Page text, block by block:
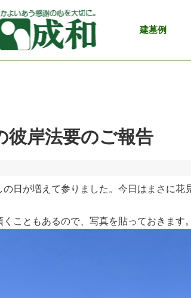
建墓例
岸法要のご報告
日が増えて参りました。今日はまさに花
こともあるので、写真を貼っておきます。